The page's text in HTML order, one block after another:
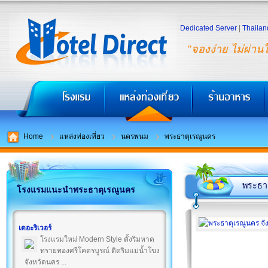
"จองง่าย ไม่ผ่าน
Dedicated Server
Home แหล่งท่องเที่ยว นครพนม พระธาตุเรณูนคร
โรงแรมแนะนำพระธาตุเรณูนคร
เดอะริเวอร์
โรงแรมใหม่ Modern Style ตั้งริมหาด
ทรายทองศรีโคตรบูรณ์ ติดริมแม่น้ำโขง
จังหวัดนคร ...
พระธ